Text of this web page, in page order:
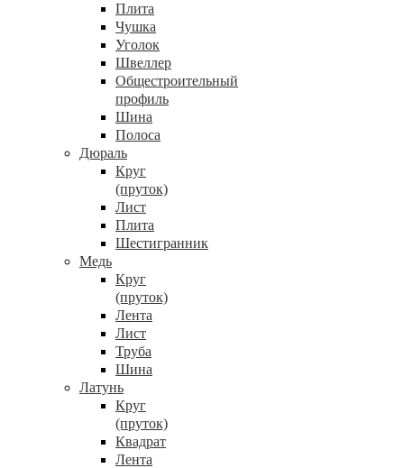
Плита
Чушка
Уголок
Швеллер
Общестроительный
профиль
Шина
Полоса
Дюраль
Круг
(пруток)
Лист
Плита
Шестигранник
Медь
Круг
(пруток)
Лента
Лист
Труба
Шина
Латунь
Круг
(пруток)
Квадрат
Лента